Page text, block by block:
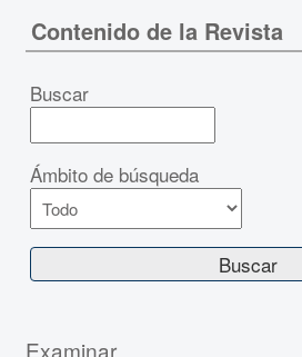
Contenido de la Revista
Buscar
Ámbito de búsqueda
Examinar